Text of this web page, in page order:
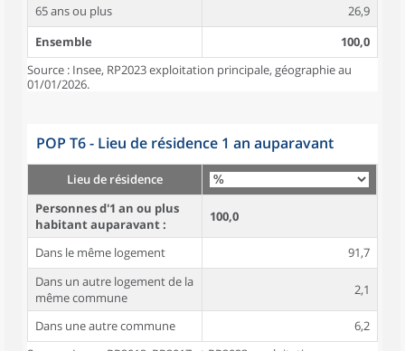
65 ans ou plus
26,9
Ensemble
100,0
Source : Insee, RP2023 exploitation principale, géographie au
01/01/2026.
POP T6 - Lieu de résidence 1 an auparavant
Lieu de résidence
Personnes d'1 an ou plus
habitant auparavant :
100,0
Dans le même logement
91,7
Dans un autre logement de la
même commune
2,1
Dans une autre commune
6,2